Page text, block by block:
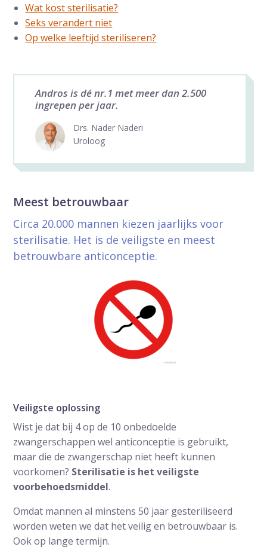
Wat kost sterilisatie?
Seks verandert niet
Op welke leeftijd steriliseren?
Andros is dé nr.1 met meer dan 2.500
ingrepen per jaar.
Drs. Nader Naderi
Uroloog
Meest betrouwbaar
Circa 20.000 mannen kiezen jaarlijks voor
sterilisatie. Het is de veiligste en meest
betrouwbare anticonceptie.
Veiligste oplossing
Wist je dat bij 4 op de 10 onbedoelde
zwangerschappen wel anticonceptie is gebruikt,
maar die de zwangerschap niet heeft kunnen
voorkomen? Sterilisatie is het veiligste
voorbehoedsmiddel.
Omdat mannen al minstens 50 jaar gesteriliseerd
worden weten we dat het veilig en betrouwbaar is.
Ook op lange termijn.